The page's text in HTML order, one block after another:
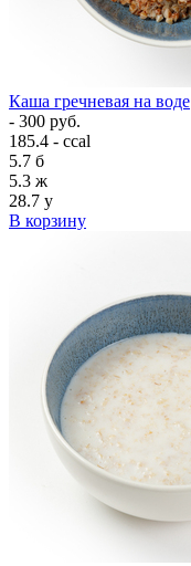
Каша гречневая на воде
- 300 руб.
185.4 - ccal
5.7 б
5.3 ж
28.7 у
В корзину